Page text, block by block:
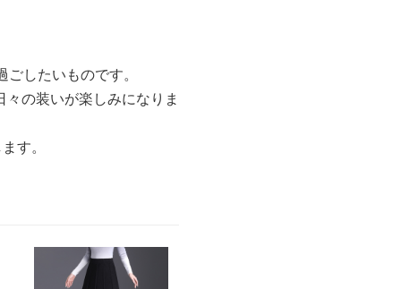
したいものです。
の装いが楽しみになりま
す。